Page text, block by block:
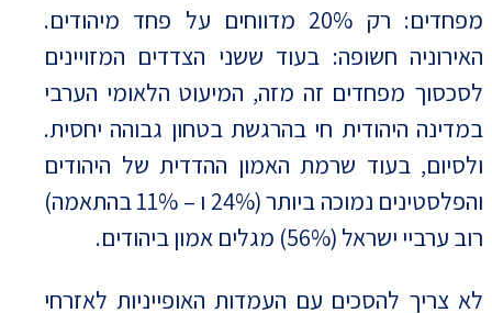
מפחדים: רק 20% מדווחים על פחד מיהודים.
האירוניה חשופה: בעוד ששני הצדדים המזויינים
לסכסוך מפחדים זה מזה, המיעוט הלאומי הערבי
במדינה היהודית חי בהרגשת בטחון גבוהה יחסית.
ולסיום, בעוד שרמת האמון ההדדית של היהודים
והפלסטינים נמוכה ביותר (24% ו – 11% בהתאמה)
רוב ערביי ישראל (56%) מגלים אמון ביהודים.
לא צריך להסכים עם העמדות האופייניות לאזרחי